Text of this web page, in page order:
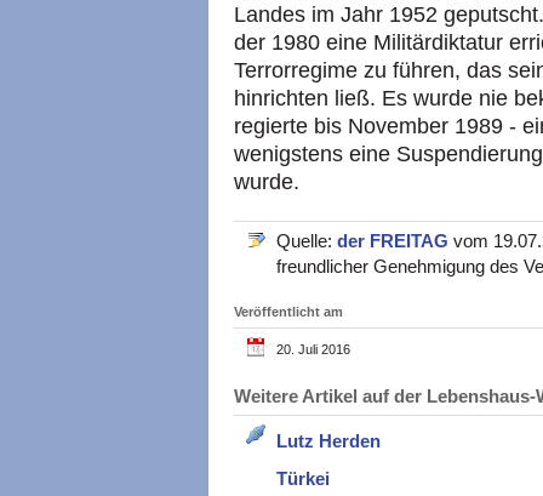
Landes im Jahr 1952
der 1980 eine Militärdiktatur
Terrorregime zu führen, das
hinrichten ließ. Es wurde nie
regierte bis November 1989 -
wenigstens eine
wurde.
Quelle: der FREITAG vom
freundlicher Genehmigung des
Veröffentlicht am
20. Juli 2016
Weitere Artikel auf der
Lutz Herden
Türkei